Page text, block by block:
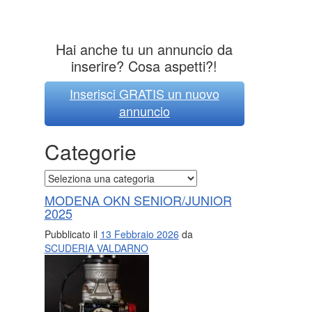
Hai anche tu un annuncio da
inserire? Cosa aspetti?!
Inserisci GRATIS un nuovo
annuncio
Categorie
Categorie
MODENA OKN SENIOR/JUNIOR
2025
Pubblicato il 13 Febbraio 2026 da
SCUDERIA VALDARNO